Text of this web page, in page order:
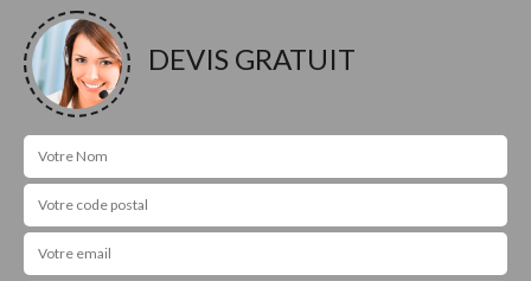
DEVIS GRATUIT